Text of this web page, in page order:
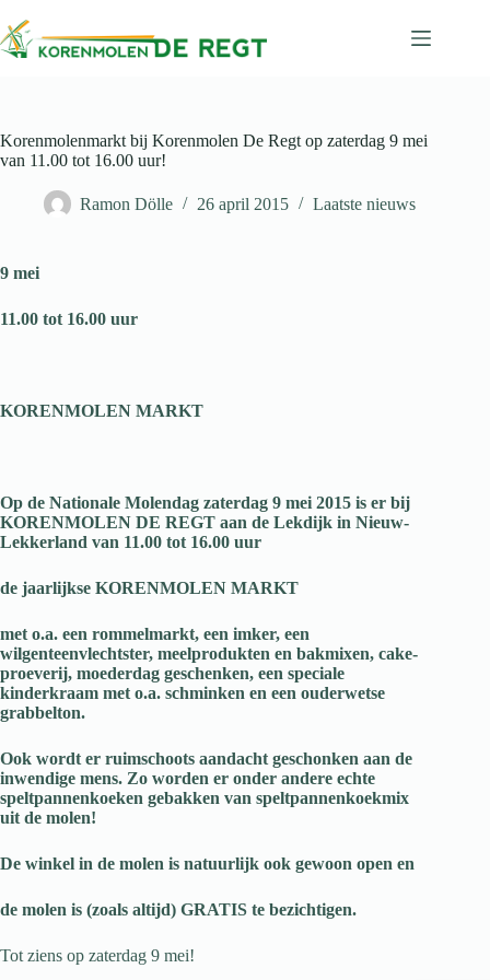
naar
de
Korenmolenmarkt bij Korenmolen De Regt op zaterdag 9 mei
van 11.00 tot 16.00 uur!
Ramon Dölle 26 april 2015 Laatste nieuws
9 mei
11.00 tot 16.00 uur
KORENMOLEN MARKT
Op de Nationale Molendag zaterdag 9 mei 2015 is er bij
KORENMOLEN DE REGT aan de Lekdijk in Nieuw-
Lekkerland van 11.00 tot 16.00 uur
de jaarlijkse KORENMOLEN MARKT
met o.a. een rommelmarkt, een imker, een
wilgenteenvlechtster, meelprodukten en bakmixen, cake-
proeverij, moederdag geschenken, een speciale
kinderkraam met o.a. schminken en een ouderwetse
grabbelton.
Ook wordt er ruimschoots aandacht geschonken aan de
inwendige mens. Zo worden er onder andere echte
speltpannenkoeken gebakken van speltpannenkoekmix
uit de molen!
De winkel in de molen is natuurlijk ook gewoon open en
de molen is (zoals altijd) GRATIS te bezichtigen.
Tot ziens op zaterdag 9 mei!